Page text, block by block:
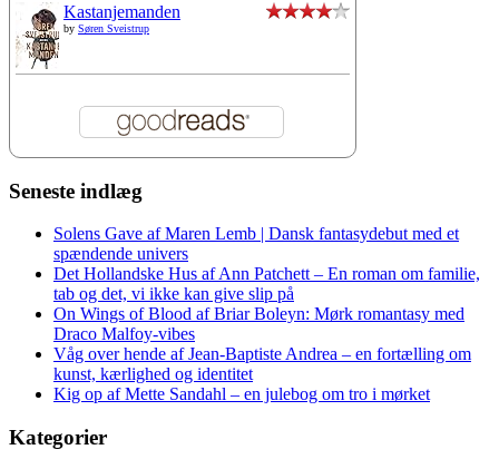
Kastanjemanden
by Søren Sveistrup
Seneste indlæg
Solens Gave af Maren Lemb | Dansk fantasydebut med et
spændende univers
Det Hollandske Hus af Ann Patchett – En roman om familie,
tab og det, vi ikke kan give slip på
On Wings of Blood af Briar Boleyn: Mørk romantasy med
Draco Malfoy-vibes
Våg over hende af Jean-Baptiste Andrea – en fortælling om
kunst, kærlighed og identitet
Kig op af Mette Sandahl – en julebog om tro i mørket
Kategorier